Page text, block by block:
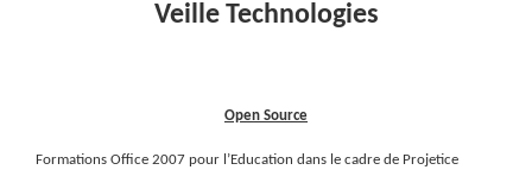
Veille Technologies
Open Source
Formations Office 2007 pour l’Education dans le cadre de Projetice